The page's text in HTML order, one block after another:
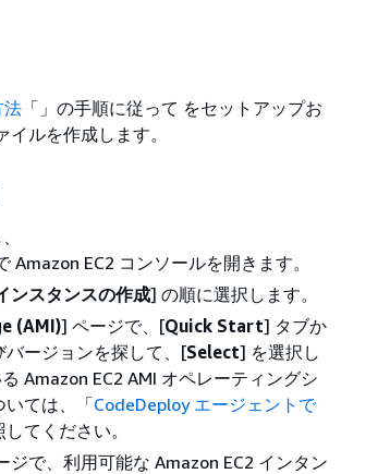
法 「」の手順に従って をセットアップお
ルを作成します。
Amazon EC2 コンソールを開きます。
ンスタンスの作成] の順に選択します。
(AMI)] ページで、[Quick Start] タブか
ージョンを探して、[Select] を選択し
​Amazon EC2 AMI オペレーティングシ
いては、「CodeDeploy エージェントで
してください。
ジで、利用可能な Amazon EC2 インタン